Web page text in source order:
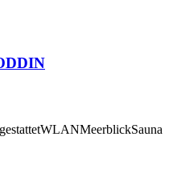
WLANMeerblickSauna